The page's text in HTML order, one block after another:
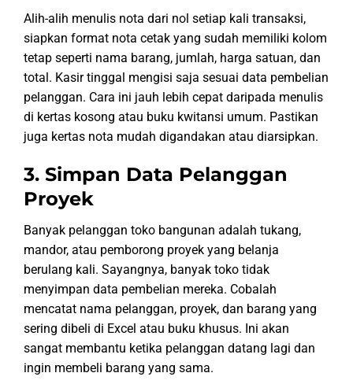
Alih-alih menulis nota dari nol setiap kali transaksi,
siapkan format nota cetak yang sudah memiliki kolom
tetap seperti nama barang, jumlah, harga satuan, dan
total. Kasir tinggal mengisi saja sesuai data pembelian
pelanggan. Cara ini jauh lebih cepat daripada menulis
di kertas kosong atau buku kwitansi umum. Pastikan
juga kertas nota mudah digandakan atau diarsipkan.
3. Simpan Data Pelanggan
Proyek
Banyak pelanggan toko bangunan adalah tukang,
mandor, atau pemborong proyek yang belanja
berulang kali. Sayangnya, banyak toko tidak
menyimpan data pembelian mereka. Cobalah
mencatat nama pelanggan, proyek, dan barang yang
sering dibeli di Excel atau buku khusus. Ini akan
sangat membantu ketika pelanggan datang lagi dan
ingin membeli barang yang sama.